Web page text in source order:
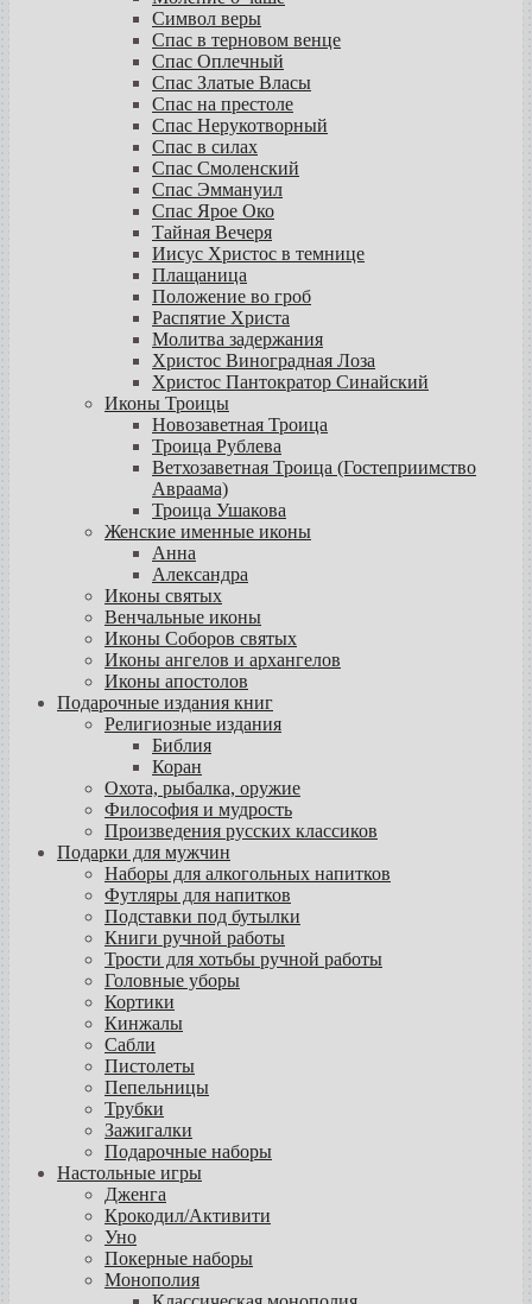
Символ веры
Спас в терновом венце
Спас Оплечный
Спас Златые Власы
Спас на престоле
Спас Нерукотворный
Спас в силах
Спас Смоленский
Спас Эммануил
Спас Ярое Око
Тайная Вечеря
Иисус Христос в темнице
Плащаница
Положение во гроб
Распятие Христа
Молитва задержания
Христос Виноградная Лоза
Христос Пантократор Синайский
Иконы Троицы
Новозаветная Троица
Троица Рублева
Ветхозаветная Троица (Гостеприимство
Авраама)
Троица Ушакова
Женские именные иконы
Анна
Александра
Иконы святых
Венчальные иконы
Иконы Соборов святых
Иконы ангелов и архангелов
Иконы апостолов
Подарочные издания книг
Религиозные издания
Библия
Коран
Охота, рыбалка, оружие
Философия и мудрость
Произведения русских классиков
Подарки для мужчин
Наборы для алкогольных напитков
Футляры для напитков
Подставки под бутылки
Книги ручной работы
Трости для хотьбы ручной работы
Головные уборы
Кортики
Кинжалы
Сабли
Пистолеты
Пепельницы
Трубки
Зажигалки
Подарочные наборы
Настольные игры
Дженга
Крокодил/Активити
Уно
Покерные наборы
Монополия